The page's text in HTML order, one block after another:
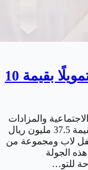
منصة مزادك السعودية تحصد تمويلًا بقيمة 10
والمزادات
السعودية، إنجازًا بارزًا بإتمام جولة استثمارية بقيمة 37.5 مليون ريال
ريفايفل لاب ومجموعة من
الجولة
للتو…